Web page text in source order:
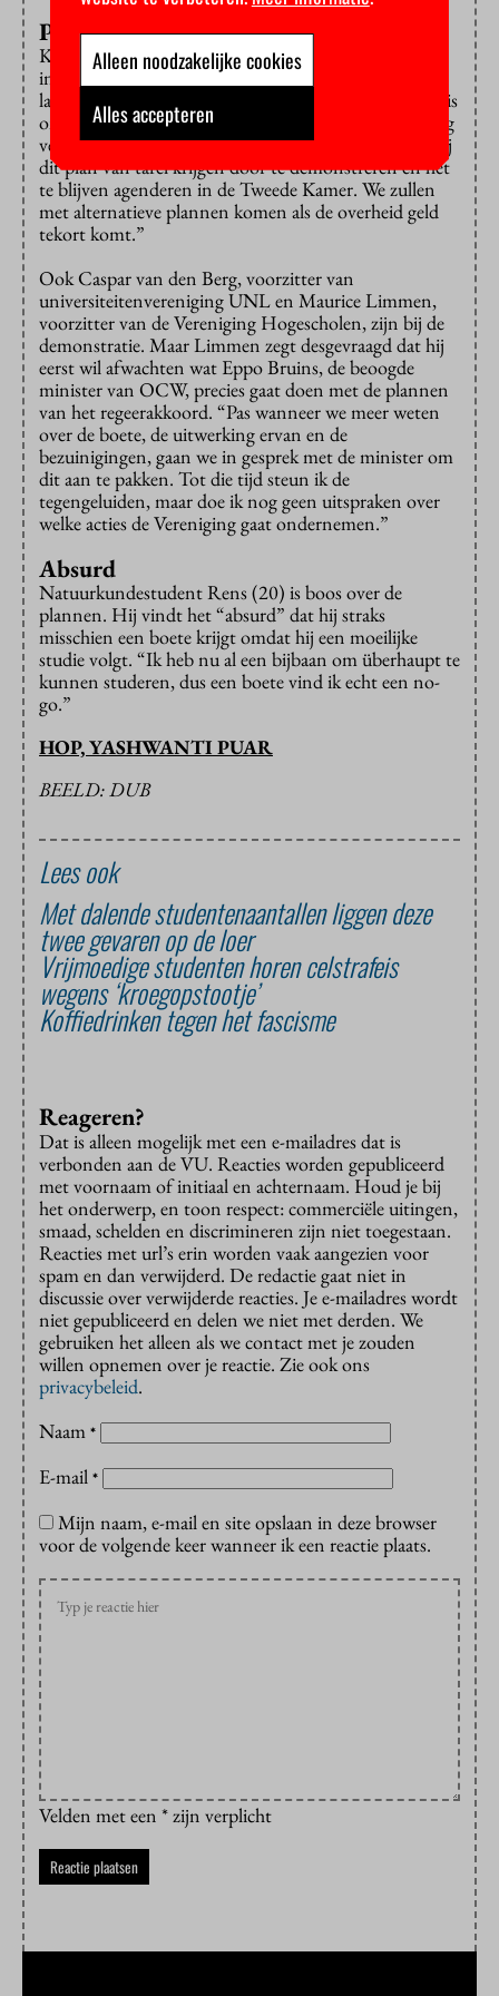
Petitie
Kamerlid Luc Stultiens van GroenLinks-PvdA is de
initiatiefnemer van eenpetitietegen de
langstudeerboete die inmiddels ruim 62 duizend keer is
ondertekend. Volgens hem zal de boete studenten nog
verder in de verdrukking brengen. “Daarom willen wij
dit plan van tafel krijgen door te demonstreren en het
te blijven agenderen in de Tweede Kamer. We zullen
met alternatieve plannen komen als de overheid geld
tekort komt.”
Ook Caspar van den Berg, voorzitter van
universiteitenvereniging UNL en Maurice Limmen,
voorzitter van de Vereniging Hogescholen, zijn bij de
demonstratie. Maar Limmen zegt desgevraagd dat hij
eerst wil afwachten wat Eppo Bruins, de beoogde
minister van OCW, precies gaat doen met de plannen
van het regeerakkoord. “Pas wanneer we meer weten
over de boete, de uitwerking ervan en de
bezuinigingen, gaan we in gesprek met de minister om
dit aan te pakken. Tot die tijd steun ik de
tegengeluiden, maar doe ik nog geen uitspraken over
welke acties de Vereniging gaat ondernemen.”
Absurd
Natuurkundestudent Rens (20) is boos over de
plannen. Hij vindt het “absurd” dat hij straks
misschien een boete krijgt omdat hij een moeilijke
studie volgt. “Ik heb nu al een bijbaan om überhaupt te
kunnen studeren, dus een boete vind ik echt een no-
go.”
HOP, YASHWANTI PUAR
BEELD: DUB
Lees ook
Met dalende studentenaantallen liggen deze
twee gevaren op de loer
Vrijmoedige studenten horen celstrafeis
wegens ‘kroegopstootje’
Koffiedrinken tegen het fascisme
Reageren?
Dat is alleen mogelijk met een e-mailadres dat is
verbonden aan de VU. Reacties worden gepubliceerd
met voornaam of initiaal en achternaam. Houd je bij
het onderwerp, en toon respect: commerciële uitingen,
smaad, schelden en discrimineren zijn niet toegestaan.
Reacties met url’s erin worden vaak aangezien voor
spam en dan verwijderd. De redactie gaat niet in
discussie over verwijderde reacties. Je e-mailadres wordt
niet gepubliceerd en delen we niet met derden. We
gebruiken het alleen als we contact met je zouden
willen opnemen over je reactie. Zie ook ons
privacybeleid.
Naam *
E-mail *
Mijn naam, e-mail en site opslaan in deze browser
voor de volgende keer wanneer ik een reactie plaats.
Velden met een * zijn verplicht
Alleen noodzakelijke cookies
Alles accepteren